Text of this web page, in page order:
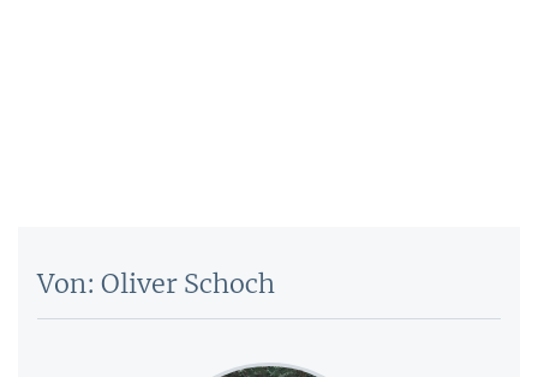
Von: Oliver Schoch